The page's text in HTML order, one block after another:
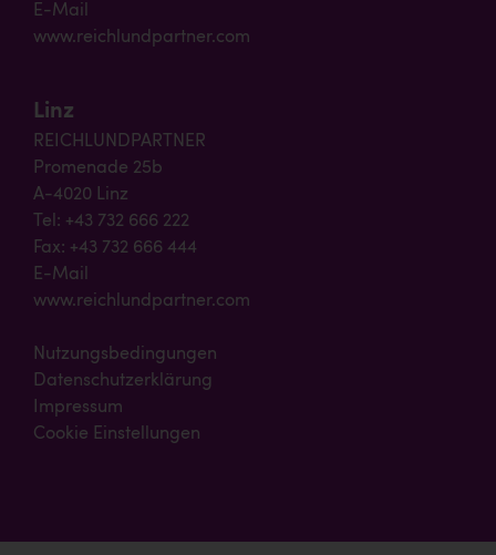
E-Mail
www.reichlundpartner.com
Linz
REICHLUNDPARTNER
Promenade 25b
A-4020 Linz
Tel: +43 732 666 222
Fax: +43 732 666 444
E-Mail
www.reichlundpartner.com
Nutzungsbedingungen
Datenschutzerklärung
Impressum
Cookie Einstellungen